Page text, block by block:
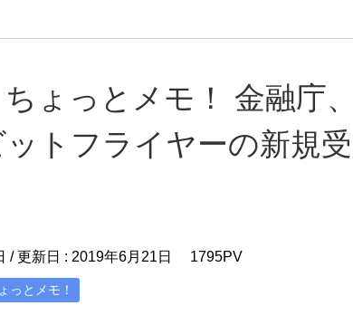
ょっとメモ！ 金融庁
トフライヤーの新規
/ 更新日 : 2019年6月21日 1795PV
っとメモ！